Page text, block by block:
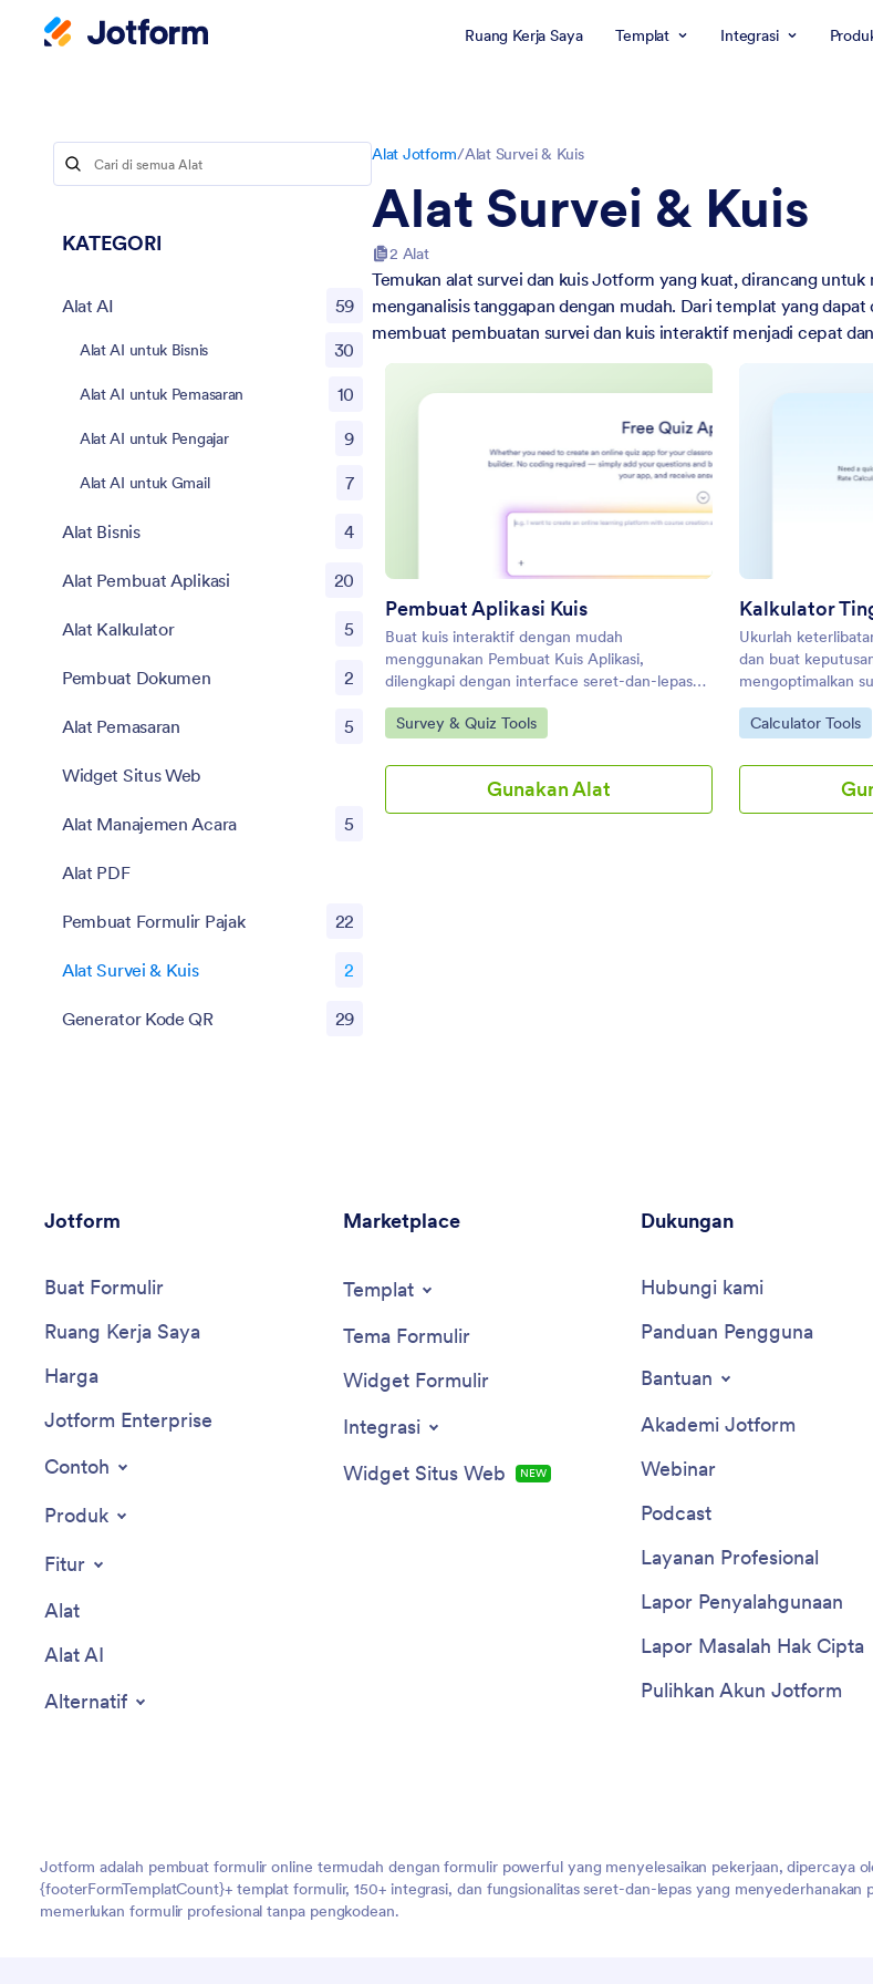
Ruang Kerja Saya Templat Integrasi
KATEGORI
Alat AI 59
Alat AI untuk Bisnis 30
Alat AI untuk Pemasaran 10
Alat AI untuk Pengajar 9
Alat AI untuk Gmail 7
Alat Bisnis 4
Alat Pembuat Aplikasi 20
Alat Kalkulator 5
Pembuat Dokumen 2
Alat Pemasaran 5
Widget Situs Web
Alat Manajemen Acara 5
Alat PDF
Pembuat Formulir Pajak 22
Alat Survei & Kuis 2
Generator Kode QR 29
Alat Jotform/Alat Survei & Kuis
Alat Survei & Kuis
2 Alat
Temukan alat survei dan kuis Jotform yang kuat, dirancang
menganalisis tanggapan dengan mudah. Dari templat yang
membuat pembuatan survei dan kuis interaktif menjadi cepat
Pembuat Aplikasi Kuis
Buat kuis interaktif dengan mudah
menggunakan Pembuat Kuis Aplikasi,
dilengkapi dengan interface seret-dan-lepas
dan templat yang dapat disesuaikan untuk
melibatkan audiens Anda.
Go to Category:
Survey & Quiz Tools
Gunakan Alat
Kalkulator
Ukurlah
dan buat
mengoptimalkan
Go to Category:
Calculator Tools
Jotform
Buat Formulir
Ruang Kerja Saya
Harga
Jotform Enterprise
Contoh
Produk
Fitur
Alat
Alat AI
Alternatif
Marketplace
Templat
Tema Formulir
Widget Formulir
Integrasi
Widget Situs Web
NEW
Dukungan
Hubungi kami
Panduan Pengguna
Bantuan
Akademi Jotform
Webinar
Podcast
Layanan Profesional
Lapor Penyalahgunaan
Lapor Masalah Hak Cipta
Pulihkan Akun Jotform
Jotform adalah pembuat formulir online termudah dengan formulir powerful yang menyelesaikan pekerjaan, dipercaya
{footerFormTemplatCount}+ templat formulir, 150+ integrasi, dan fungsionalitas seret-dan-lepas yang
memerlukan formulir profesional tanpa pengkodean.